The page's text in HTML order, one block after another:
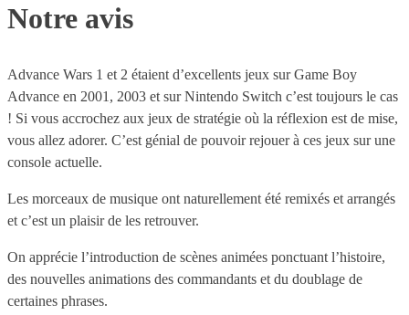
Notre avis
Advance Wars 1 et 2 étaient d’excellents jeux sur Game Boy
Advance en 2001, 2003 et sur Nintendo Switch c’est toujours le cas
! Si vous accrochez aux jeux de stratégie où la réflexion est de mise,
vous allez adorer. C’est génial de pouvoir rejouer à ces jeux sur une
console actuelle.
Les morceaux de musique ont naturellement été remixés et arrangés
et c’est un plaisir de les retrouver.
On apprécie l’introduction de scènes animées ponctuant l’histoire,
des nouvelles animations des commandants et du doublage de
certaines phrases.